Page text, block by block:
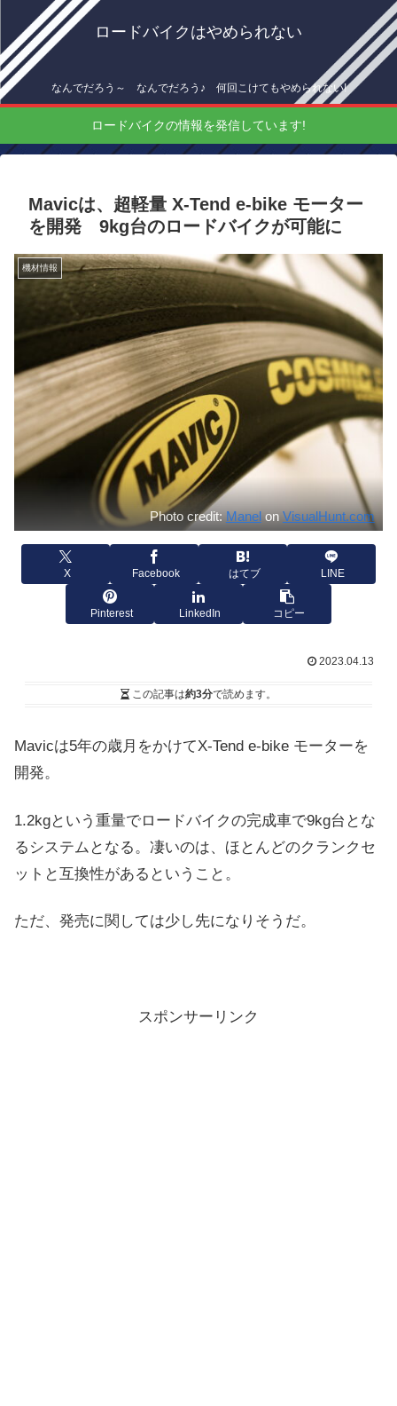
ロードバイクはやめられない
なんでだろう～ なんでだろう♪ 何回こけてもやめられない!
ロードバイクの情報を発信しています!
Mavicは、超軽量 X-Tend e-bike モーター
を開発 9kg台のロードバイクが可能に
機材情報
Photo credit:ManelonVisualHunt.com
X Facebook はてブ LINE
Pinterest LinkedIn コピー
2023.04.13
この記事は約3分で読めます。
Mavicは5年の歳月をかけてX-Tend e-bike モーターを
開発。
1.2kgという重量でロードバイクの完成車で9kg台とな
るシステムとなる。凄いのは、ほとんどのクランクセ
ットと互換性があるということ。
ただ、発売に関しては少し先になりそうだ。
スポンサーリンク